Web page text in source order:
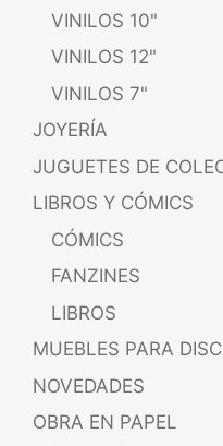
VINILOS 10"
VINILOS 12"
VINILOS 7"
JOYERÍA
JUGUETES DE
LIBROS Y CÓMICS
CÓMICS
FANZINES
LIBROS
MUEBLES PARA
NOVEDADES
OBRA EN PAPEL